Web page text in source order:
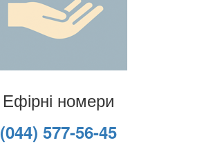
Ефірні номери
(044) 577-56-45